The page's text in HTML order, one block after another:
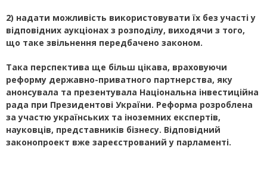
2) надати можливість використовувати їх без участі у
відповідних аукціонах з розподілу, виходячи з того,
що таке звільнення передбачено законом.
Така перспектива ще більш цікава, враховуючи
реформу державно-приватного партнерства, яку
анонсувала та презентувала Національна інвестиційна
рада при Президентові України. Реформа розроблена
за участю українських та іноземних експертів,
науковців, представників бізнесу. Відповідний
законопроект вже зареєстрований у парламенті.